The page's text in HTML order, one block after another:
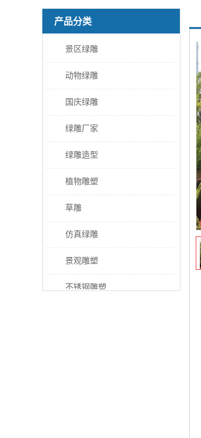
产品分类
景区绿雕
动物绿雕
国庆绿雕
绿雕厂家
绿雕造型
植物雕塑
草雕
仿真绿雕
景观雕塑
不锈钢雕塑